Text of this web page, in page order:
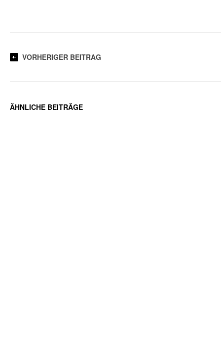
VORHERIGER BEITRAG
ÄHNLICHE BEITRÄGE